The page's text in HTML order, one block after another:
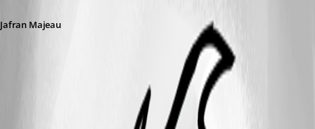
Jafran Majeau